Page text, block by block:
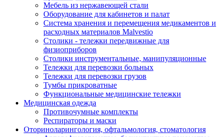
Мебель из нержавеющей стали
Оборудование для кабинетов и палат
Система хранения и перемещения медикаментов и
расходных материалов Malvestio
Столики - тележки передвижные для
физиоприборов
Столики инструментальные, манипуляционные
Тележки для перевозки больных
Тележки для перевозки грузов
Тумбы прикроватные
Функциональные медицинские тележки
Медицинская одежда
Противочумные комплекты
Респираторы и маски
Оториноларингология, офтальмология, стоматология